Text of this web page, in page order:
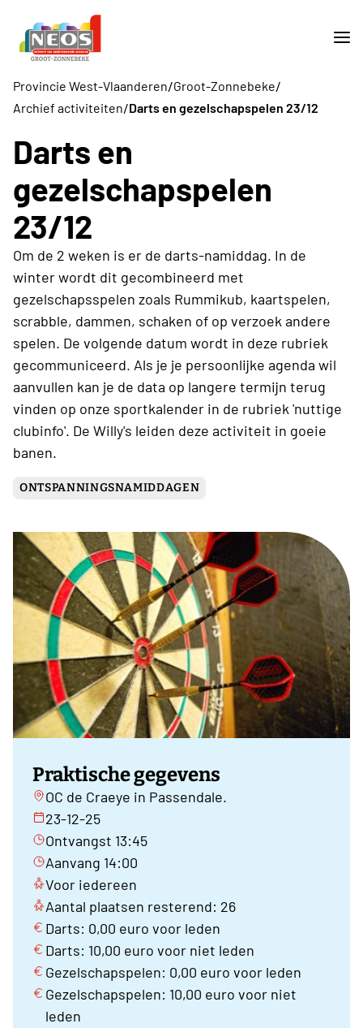
Provincie West-Vlaanderen/Groot-Zonnebeke/
Archief activiteiten/Darts en gezelschapspelen 23/12
Darts en
gezelschapspelen
23/12
Om de 2 weken is er de darts-namiddag. In de
winter wordt dit gecombineerd met
gezelschapsspelen zoals Rummikub, kaartspelen,
scrabble, dammen, schaken of op verzoek andere
spelen. De volgende datum wordt in deze rubriek
gecommuniceerd. Als je je persoonlijke agenda wil
aanvullen kan je de data op langere termijn terug
vinden op onze sportkalender in de rubriek 'nuttige
clubinfo'. De Willy's leiden deze activiteit in goeie
banen.
ONTSPANNINGSNAMIDDAGEN
Praktische gegevens
OC de Craeye in Passendale.
23-12-25
Ontvangst 13:45
Aanvang 14:00
Voor iedereen
Aantal plaatsen resterend: 26
Darts: 0,00 euro voor leden
Darts: 10,00 euro voor niet leden
Gezelschapspelen: 0,00 euro voor leden
Gezelschapspelen: 10,00 euro voor niet
leden